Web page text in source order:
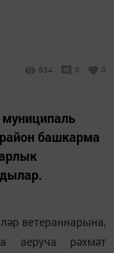
834 0 0
башкарма
ветераннарына,
аеруча рәхмәт